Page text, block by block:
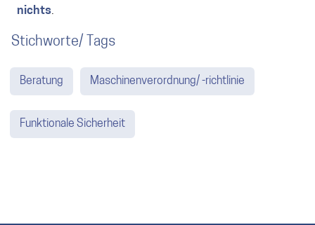
nichts.
Stichworte/ Tags
Beratung Maschinenverordnung/ -richtlinie
Funktionale Sicherheit